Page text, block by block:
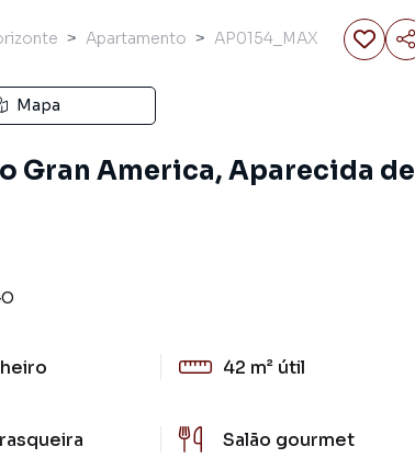
Apartamento AP0154_MAX
Mapa
Gran America, Aparecida de
42 m² útil
Salão gourmet